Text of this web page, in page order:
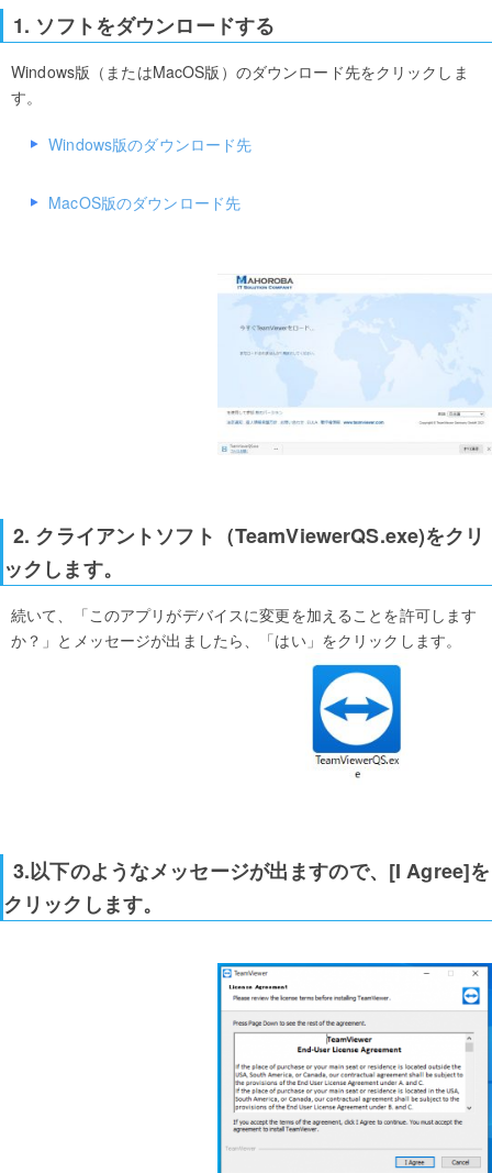
1. ソフトをダウンロードする
Windows版（またはMacOS版）のダウンロード先をクリックしま
す。
Windows版のダウンロード先
MacOS版のダウンロード先
2. クライアントソフト（TeamViewerQS.exe)をクリ
ックします。
続いて、「このアプリがデバイスに変更を加えることを許可します
か？」とメッセージが出ましたら、「はい」をクリックします。
3.以下のようなメッセージが出ますので、[I Agree]を
クリックします。